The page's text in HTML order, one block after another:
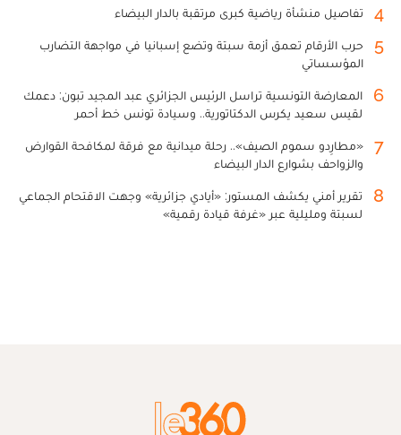
4 تفاصيل منشأة رياضية كبرى مرتقبة بالدار البيضاء
5
حرب الأرقام تعمق أزمة سبتة وتضع إسبانيا في مواجهة التضارب
المؤسساتي
6
المعارضة التونسية تراسل الرئيس الجزائري عبد المجيد تبون: دعمك
لقيس سعيد يكرس الدكتاتورية.. وسيادة تونس خط أحمر
7
«مطارِدو سموم الصيف».. رحلة ميدانية مع فرقة لمكافحة القوارض
والزواحف بشوارع الدار البيضاء
8
تقرير أمني يكشف المستور: «أيادي جزائرية» وجهت الاقتحام الجماعي
لسبتة ومليلية عبر «غرفة قيادة رقمية»